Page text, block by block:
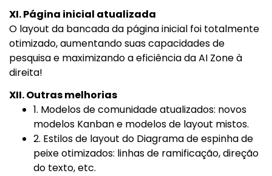
XI. Página inicial atualizada
O layout da bancada da página inicial foi totalmente
otimizado, aumentando suas capacidades de
pesquisa e maximizando a eficiência da AI Zone à
direita!
XII. Outras melhorias
1. Modelos de comunidade atualizados: novos
modelos Kanban e modelos de layout mistos.
2. Estilos de layout do Diagrama de espinha de
peixe otimizados: linhas de ramificação, direção
do texto, etc.